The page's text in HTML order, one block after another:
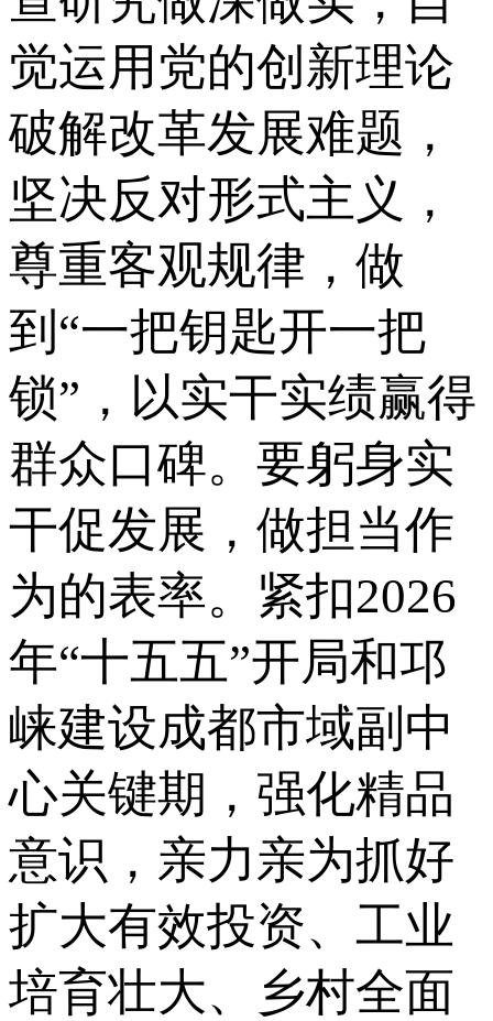
觉运用党的创新理论
破解改革发展难题，
坚决反对形式主义，
尊重客观规律，做
到“一把钥匙开一把
锁”，以实干实绩赢得
群众口碑。要躬身实
干促发展，做担当作
为的表率。紧扣2026
年“十五五”开局和邛
崃建设成都市域副中
心关键期，强化精品
意识，亲力亲为抓好
扩大有效投资、工业
培育壮大、乡村全面